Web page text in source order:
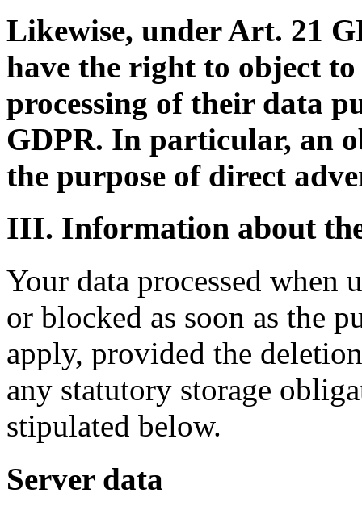
Likewise, under Art. 21
have the right to object
processing of their data
GDPR. In particular, an
the purpose of direct
III. Information about
Your data processed when
or blocked as soon as the
apply, provided the
any statutory storage
stipulated below.
Server data